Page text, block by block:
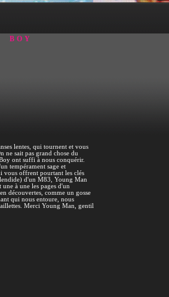
BOY
lentes, qui tournent et vous
ne sait pas grand chose du
ont suffi à nous conquérir.
tempérament sage et
vous offrent pourtant les clés
d'un M83, Young Man
à une les pages d'un
découvertes, comme un gosse
qui nous entoure, nous
Merci Young Man, gentil